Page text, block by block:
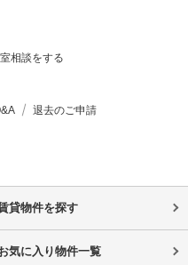
相談をする
退去のご申請
貸物件を探す
気に入り物件一覧